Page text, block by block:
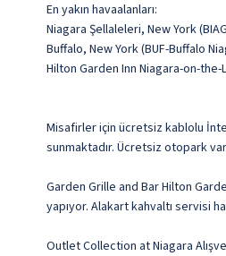
En yakın havaalanları:
Niagara Şellaleleri, New York
Buffalo, New York (BUF-Buffalo
Hilton Garden Inn Niagara-on-the-
Misafirler için ücretsiz kablolu
sunmaktadır. Ücretsiz otopark
Garden Grille and Bar Hilton
yapıyor. Alakart kahvaltı servisi
Outlet Collection at Niagara